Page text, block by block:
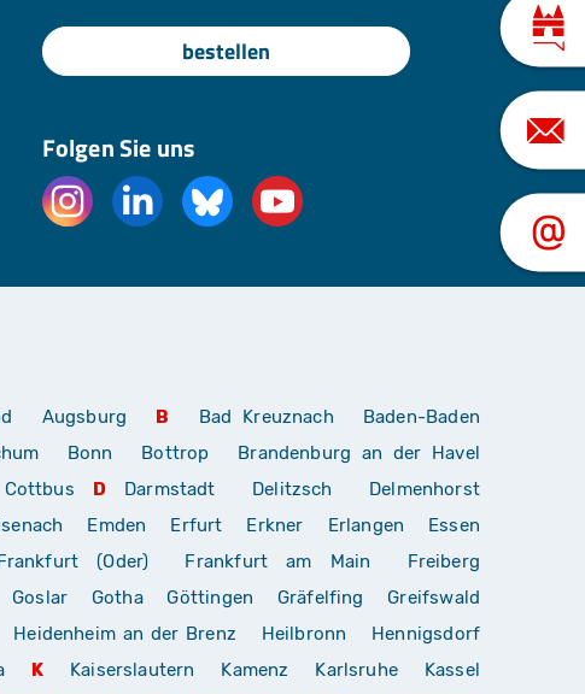
bestellen
Folgen Sie uns
Augsburg B Bad Kreuznach
Baden-Baden
Bonn Bottrop
Brandenburg an der Havel
Cottbus D Darmstadt Delitzsch
Delmenhorst
Emden Erfurt Erkner Erlangen
Essen
Frankfurt (Oder) Frankfurt am Main
Freiberg
Goslar Gotha Göttingen Gräfelfing
Greifswald
Heidenheim an der Brenz Heilbronn
Hennigsdorf
K Kaiserslautern Kamenz Karlsruhe
Kassel